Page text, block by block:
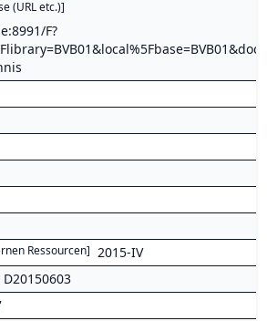
(URL etc.)]
F?
Ressourcen] 2015-IV